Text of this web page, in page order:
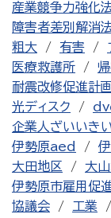
産業競争力強化
障害者差別解消
粗大
有害
医療救護所
耐震改修促進計
光ディスク
企業人ざいいき
伊勢原aed
大田地区
大
伊勢原市雇用促
協議会
工業